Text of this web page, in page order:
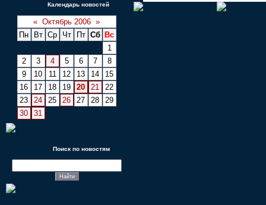
Календарь новостей
« Октябрь 2006 »
Пн
Вт Ср Чт Пт Сб
Вс
1
2
3 4 5 6 7
8
9
10 11 12 13 14
15
16
17 18 19 20 21
22
23
24 25 26 27 28
29
30
31
Поиск по новостям